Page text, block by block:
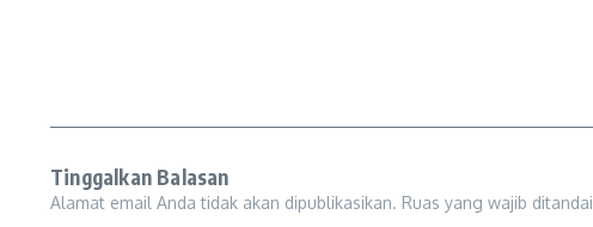
Tinggalkan Balasan
Alamat email Anda tidak akan dipublikasikan. Ruas yang wajib ditandai